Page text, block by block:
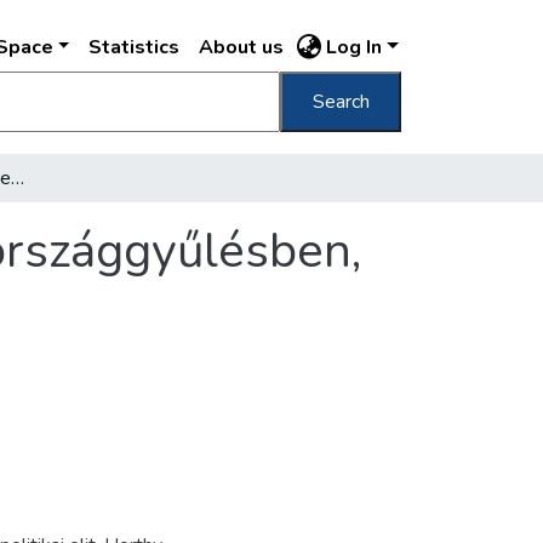
Statistics About us Log In
Search
[Darányi Kálmán miniszterelnök beszél az országgyűlésben, 1938. április]